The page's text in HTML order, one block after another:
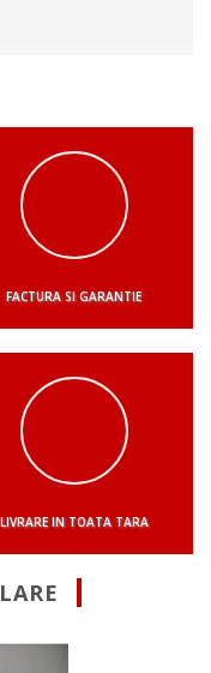
FACTURA SI GARANTIE
LIVRARE IN TOATA TARA